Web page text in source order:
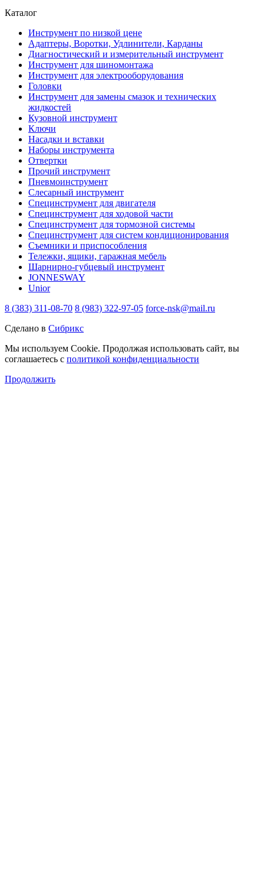
Каталог
Инструмент по низкой цене
Адаптеры, Воротки, Удлинители, Карданы
Диагностический и измерительный инструмент
Инструмент для шиномонтажа
Инструмент для электрооборудования
Головки
Инструмент для замены смазок и технических
жидкостей
Кузовной инструмент
Ключи
Насадки и вставки
Наборы инструмента
Отвертки
Прочий инструмент
Пневмоинструмент
Слесарный инструмент
Специнструмент для двигателя
Специнструмент для ходовой части
Специнструмент для тормозной системы
Специнструмент для систем кондиционирования
Съемники и приспособления
Тележки, ящики, гаражная мебель
Шарнирно-губцевый инструмент
JONNESWAY
Unior
8 (383) 311-08-70 8 (983) 322-97-05 force-nsk@mail.ru
Сделано в Сибрикс
Мы используем Cookie. Продолжая использовать сайт, вы
соглашаетесь с политикой конфиденциальности
Продолжить